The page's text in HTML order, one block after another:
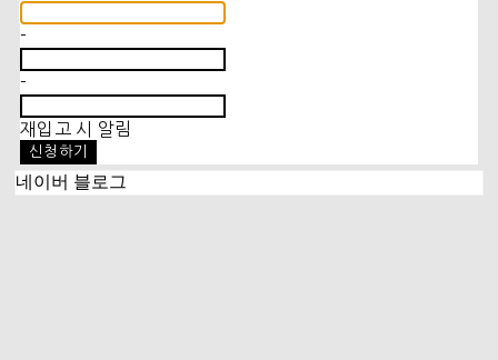
-
-
재입고 시 알림
신청하기
네이버 블로그